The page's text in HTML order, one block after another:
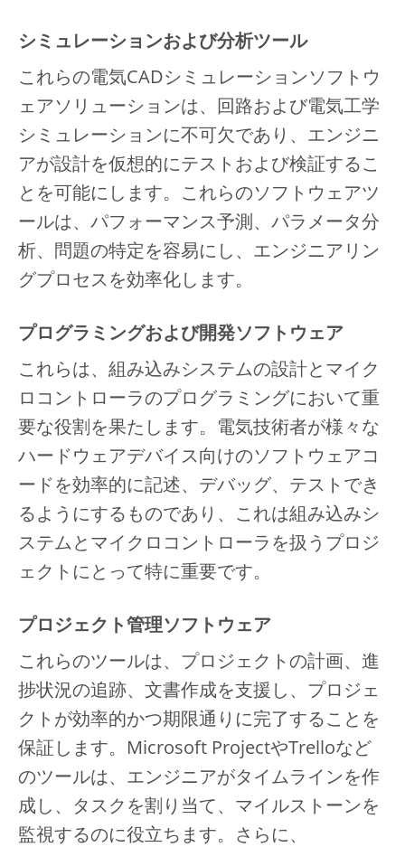
シミュレーションおよび分析ツール
これらの電気CADシミュレーションソフトウ
ェアソリューションは、回路および電気工学
シミュレーションに不可欠であり、エンジニ
アが設計を仮想的にテストおよび検証するこ
とを可能にします。これらのソフトウェアツ
ールは、パフォーマンス予測、パラメータ分
析、問題の特定を容易にし、エンジニアリン
グプロセスを効率化します。
プログラミングおよび開発ソフトウェア
これらは、組み込みシステムの設計とマイク
ロコントローラのプログラミングにおいて重
要な役割を果たします。電気技術者が様々な
ハードウェアデバイス向けのソフトウェアコ
ードを効率的に記述、デバッグ、テストでき
るようにするものであり、これは組み込みシ
ステムとマイクロコントローラを扱うプロジ
ェクトにとって特に重要です。
プロジェクト管理ソフトウェア
これらのツールは、プロジェクトの計画、進
捗状況の追跡、文書作成を支援し、プロジェ
クトが効率的かつ期限通りに完了することを
保証します。Microsoft ProjectやTrelloなど
のツールは、エンジニアがタイムラインを作
成し、タスクを割り当て、マイルストーンを
監視するのに役立ちます。さらに、